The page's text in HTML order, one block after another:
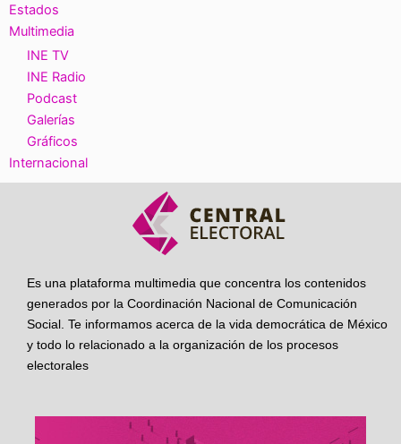
Estados
Multimedia
INE TV
INE Radio
Podcast
Galerías
Gráficos
Internacional
Es una plataforma multimedia que concentra los contenidos
generados por la Coordinación Nacional de Comunicación
Social. Te informamos acerca de la vida democrática de México
y todo lo relacionado a la organización de los procesos
electorales